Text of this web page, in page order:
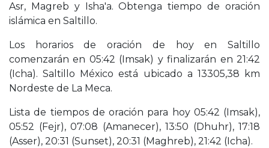
Asr, Magreb y Isha'a. Obtenga tiempo de oración
islámica en Saltillo.
Los horarios de oración de hoy en Saltillo
comenzarán en 05:42 (Imsak) y finalizarán en 21:42
(Icha). Saltillo México está ubicado a 13305,38 km
Nordeste de La Meca.
Lista de tiempos de oración para hoy 05:42 (Imsak),
05:52 (Fejr), 07:08 (Amanecer), 13:50 (Dhuhr), 17:18
(Asser), 20:31 (Sunset), 20:31 (Maghreb), 21:42 (Icha).